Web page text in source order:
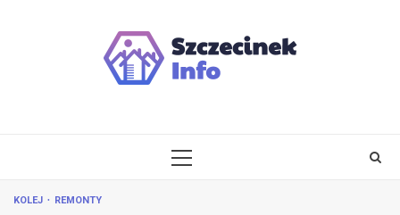
PRIMARY
KOLEJ REMONTY